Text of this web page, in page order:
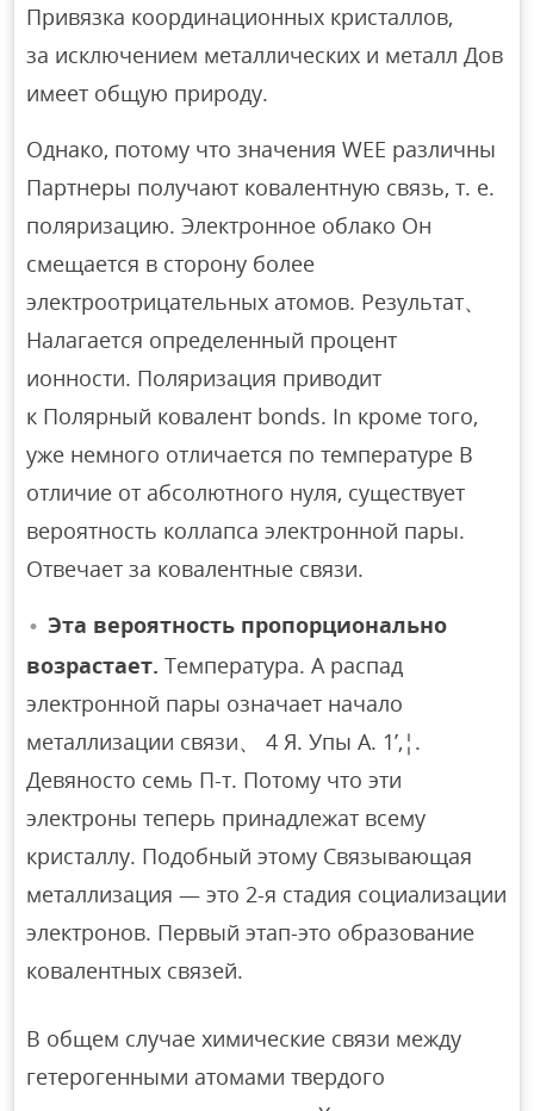
Привязка координационных кристаллов,
за исключением металлических и металл Дов
имеет общую природу.
Однако, потому что значения WEE различны
Партнеры получают ковалентную связь, т. е.
поляризацию. Электронное облако Он
смещается в сторону более
электроотрицательных атомов. Результат、
Налагается определенный процент
ионности. Поляризация приводит
к Полярный ковалент bonds. In кроме того,
уже немного отличается по температуре В
отличие от абсолютного нуля, существует
вероятность коллапса электронной пары.
Отвечает за ковалентные связи.
Эта вероятность пропорционально
возрастает.Температура. А распад
электронной пары означает начало
металлизации связи、 4 Я. Упы А. 1’,¦.
Девяносто семь П-т. Потому что эти
электроны теперь принадлежат всему
кристаллу. Подобный этому Связывающая
металлизация — это 2-я стадия социализации
электронов. Первый этап-это образование
ковалентных связей.
В общем случае химические связи между
гетерогенными атомами твердого